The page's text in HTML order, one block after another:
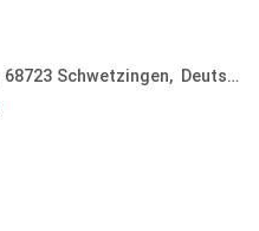
68723 Schwetzingen
Deutschland